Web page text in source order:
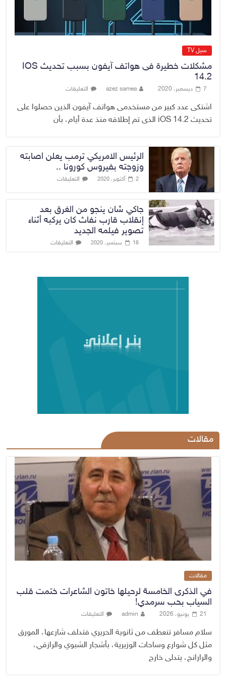
سيل TV
مشكلات خطيرة فى هواتف آيفون بسبب تحديث IOS
14.2
7 ديسمبر، 2020 azez samea التعليقات
اشتكى عدد كبير من مستخدمى هواتف آيفون الذين حصلوا على
تحديث iOS 14.2 الذى تم إطلاقه منذ عدة أيام، بأن
الرئيس الامريكي ترمب يعلن اصابته
وزوجته بفيروس كورونا ..
2 أكتوبر، 2020 التعليقات
جاكي شان ينجو من الغرق بعد
إنقلاب قارب نفاث كان يركبه أثناء
تصوير فيلمه الجديد
16 سبتمبر، 2020 التعليقات
مقالات
مقالات
في الذكرى الخامسة لرحيلها خاتون الشاعرات ختمت قلب
السياب بحب سرمدي!
21 يونيو، 2026 admin التعليقات
سلام مسافر تنعطف من ثانوية الحريري فتدلف شارعها، المورق
مثل كل شوارع وساحات الوزيرية، بأشجار الشبوي والرازقي،
والرارانج، يتدلى خارج